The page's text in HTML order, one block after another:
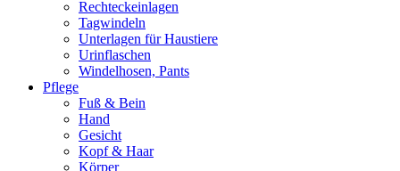
Rechteckeinlagen
Tagwindeln
Unterlagen für Haustiere
Urinflaschen
Windelhosen, Pants
Pflege
Fuß & Bein
Hand
Gesicht
Kopf & Haar
Körper